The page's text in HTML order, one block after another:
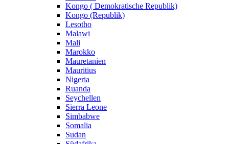
Kongo ( Demokratische Republik)
Kongo (Republik)
Lesotho
Malawi
Mali
Marokko
Mauretanien
Mauritius
Nigeria
Ruanda
Seychellen
Sierra Leone
Simbabwe
Somalia
Sudan